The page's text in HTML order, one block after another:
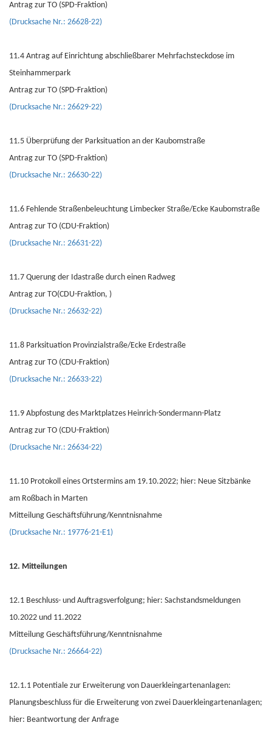
Antrag zur TO (SPD-Fraktion)
(Drucksache Nr.: 26628-22)
11.4 Antrag auf Einrichtung abschließbarer Mehrfachsteckdose im
Steinhammerpark
Antrag zur TO (SPD-Fraktion)
(Drucksache Nr.: 26629-22)
11.5 Überprüfung der Parksituation an der Kaubomstraße
Antrag zur TO (SPD-Fraktion)
(Drucksache Nr.: 26630-22)
11.6 Fehlende Straßenbeleuchtung Limbecker Straße/Ecke Kaubomstraße
Antrag zur TO (CDU-Fraktion)
(Drucksache Nr.: 26631-22)
11.7 Querung der Idastraße durch einen Radweg
Antrag zur TO(CDU-Fraktion, )
(Drucksache Nr.: 26632-22)
11.8 Parksituation Provinzialstraße/Ecke Erdestraße
Antrag zur TO (CDU-Fraktion)
(Drucksache Nr.: 26633-22)
11.9 Abpfostung des Marktplatzes Heinrich-Sondermann-Platz
Antrag zur TO (CDU-Fraktion)
(Drucksache Nr.: 26634-22)
11.10 Protokoll eines Ortstermins am 19.10.2022; hier: Neue Sitzbänke
am Roßbach in Marten
Mitteilung Geschäftsführung/Kenntnisnahme
(Drucksache Nr.: 19776-21-E1)
12. Mitteilungen
12.1 Beschluss- und Auftragsverfolgung; hier: Sachstandsmeldungen
10.2022 und 11.2022
Mitteilung Geschäftsführung/Kenntnisnahme
(Drucksache Nr.: 26664-22)
12.1.1 Potentiale zur Erweiterung von Dauerkleingartenanlagen:
Planungsbeschluss für die Erweiterung von zwei Dauerkleingartenanlagen;
hier: Beantwortung der Anfrage